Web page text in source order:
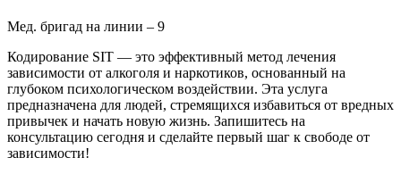
Мед. бригад на линии – 9
Кодирование SIT — это эффективный метод лечения
зависимости от алкоголя и наркотиков, основанный на
глубоком психологическом воздействии. Эта услуга
предназначена для людей, стремящихся избавиться от вредных
привычек и начать новую жизнь. Запишитесь на
консультацию сегодня и сделайте первый шаг к свободе от
зависимости!